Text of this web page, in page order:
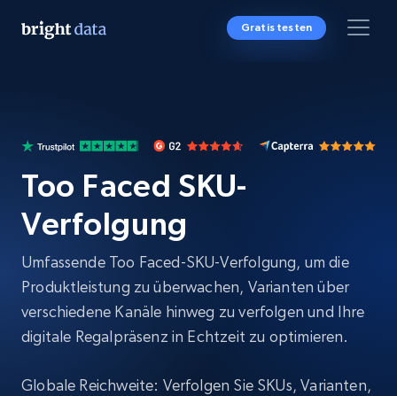
Gratis testen
Too Faced SKU-
Verfolgung
Umfassende Too Faced-SKU-Verfolgung, um die
Produktleistung zu überwachen, Varianten über
verschiedene Kanäle hinweg zu verfolgen und Ihre
digitale Regalpräsenz in Echtzeit zu optimieren.
Globale Reichweite: Verfolgen Sie SKUs, Varianten,